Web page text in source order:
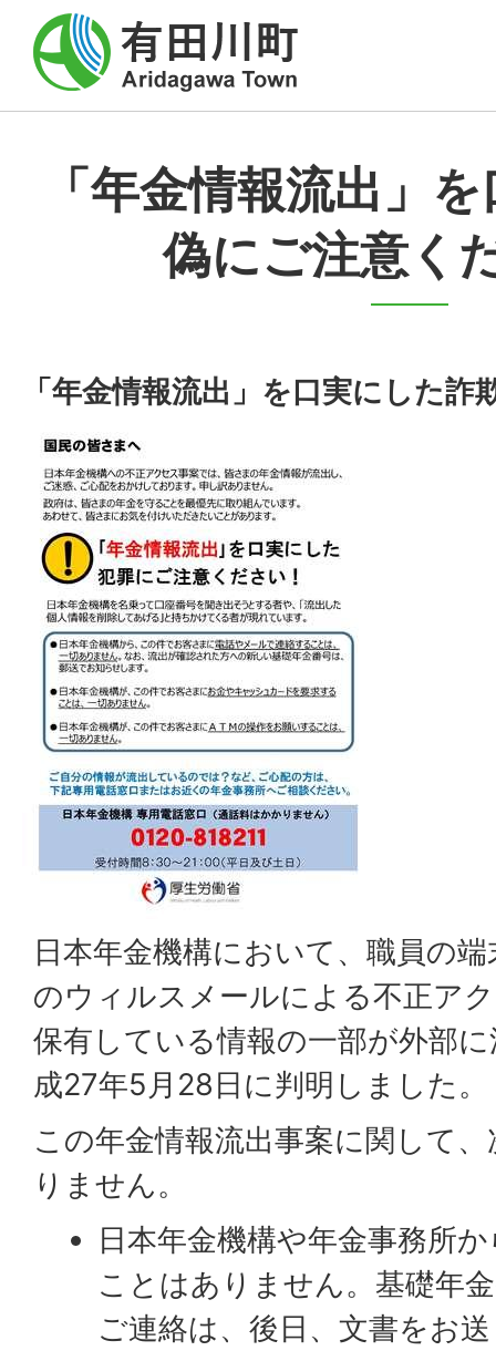
「年金情報流出」
偽にご注意く
「年金情報流出」を口実にした
日本年金機構において、職員の
のウィルスメールによる不正ア
保有している情報の一部が外部
成27年5月28日に判明しました。
この年金情報流出事案に関して
りません。
日本年金機構や年金事務所
ことはありません。基礎年
ご連絡は、後日、文書をお